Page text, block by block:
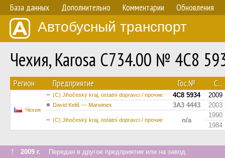
База данных Дополнительно Комментарии Обновления
Автобусный транспорт
Чехия, Karosa C734.00 № 4C8
Регион Предприятие Гос.№ С...
Чехия
(C) Jihočeský kraj, ostatní dopravci / прочие 4C8 5934 2009
David Keliš — Marwinex 3A3 4443 2003
(C) Jihočeský kraj, ostatní dopravci / прочие n/a
1990
1984
↑ 2009 г. Передан в другое предприятие или на завод